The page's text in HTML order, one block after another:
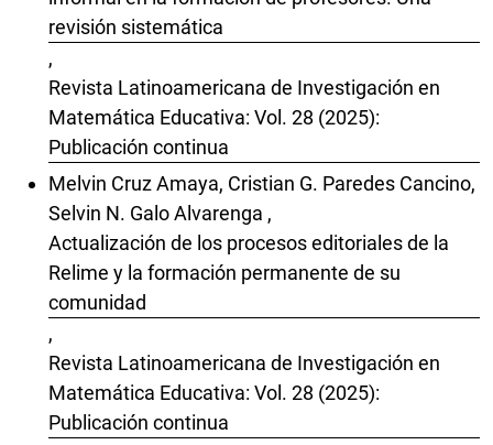
revisión sistemática
,
Revista Latinoamericana de Investigación en
Matemática Educativa: Vol. 28 (2025):
Publicación continua
Melvin Cruz Amaya, Cristian G. Paredes Cancino,
Selvin N. Galo Alvarenga ,
Actualización de los procesos editoriales de la
Relime y la formación permanente de su
comunidad
,
Revista Latinoamericana de Investigación en
Matemática Educativa: Vol. 28 (2025):
Publicación continua